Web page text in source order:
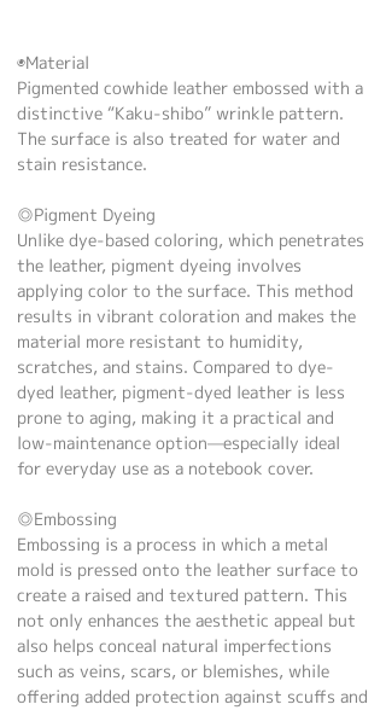
◉Material
Pigmented cowhide leather embossed with a
distinctive “Kaku-shibo” wrinkle pattern.
The surface is also treated for water and
stain resistance.
◎Pigment Dyeing
Unlike dye-based coloring, which penetrates
the leather, pigment dyeing involves
applying color to the surface. This method
results in vibrant coloration and makes the
material more resistant to humidity,
scratches, and stains. Compared to dye-
dyed leather, pigment-dyed leather is less
prone to aging, making it a practical and
low-maintenance option—especially ideal
for everyday use as a notebook cover.
◎Embossing
Embossing is a process in which a metal
mold is pressed onto the leather surface to
create a raised and textured pattern. This
not only enhances the aesthetic appeal but
also helps conceal natural imperfections
such as veins, scars, or blemishes, while
offering added protection against scuffs and